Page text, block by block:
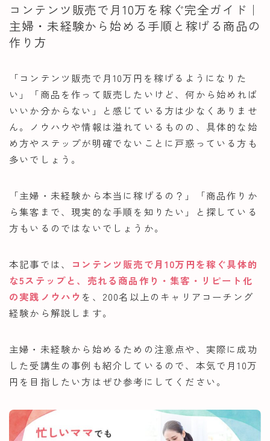
Canva活用
ママキャン資格部
コンテンツ販売で月10万を稼ぐ完全ガイド｜
主婦・未経験から始める手順と稼げる商品の
作り方
「コンテンツ販売で月10万円を稼げるようになりた
い」「商品を作って販売したいけど、何から始めれば
いいか分からない」と感じている方は少なくありませ
ん。ノウハウや情報は溢れているものの、具体的な始
め方やステップが明確でないことに戸惑っている方も
多いでしょう。
「主婦・未経験から本当に稼げるの？」「商品作りか
ら集客まで、現実的な手順を知りたい」と探している
方もいるのではないでしょうか。
本記事では、
コンテンツ販売で月10万円を稼ぐ具体的
な5ステップと、売れる商品作り・集客・リピート化
の実践ノウハウ を、200名以上のキャリアコーチング
経験から解説します。
主婦・未経験から始めるための注意点や、実際に成功
した受講生の事例も紹介しているので、本気で月10万
円を目指したい方はぜひ参考にしてください。